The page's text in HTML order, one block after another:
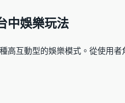
中娛樂玩法
高互動型的娛樂模式。從使用者